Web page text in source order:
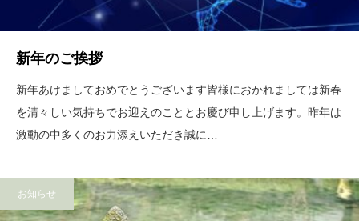
新年のご挨拶
新年あけましておめでとうございます皆様におかれましては新春
を清々しい気持ちでお迎えのこととお慶び申し上げます。昨年は
激動の中多くのお力添えいただき誠に…
お知らせ